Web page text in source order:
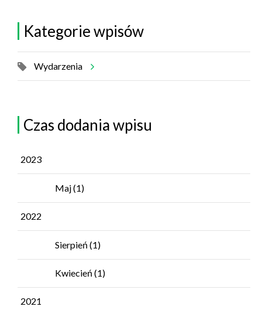
Kategorie wpisów
Wydarzenia
Czas dodania wpisu
2023
Maj(1)
2022
Sierpień (1)
Kwiecień (1)
2021